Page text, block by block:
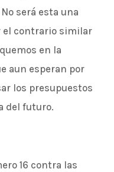
será esta una
el contrario similar
en la
aun esperan por
los presupuestos
del futuro.
16 contra las